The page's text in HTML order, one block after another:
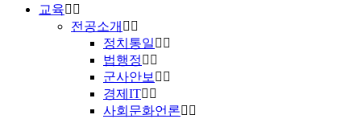
교육
전공소개
정치통일
법행정
군사안보
경제IT
사회문화언론